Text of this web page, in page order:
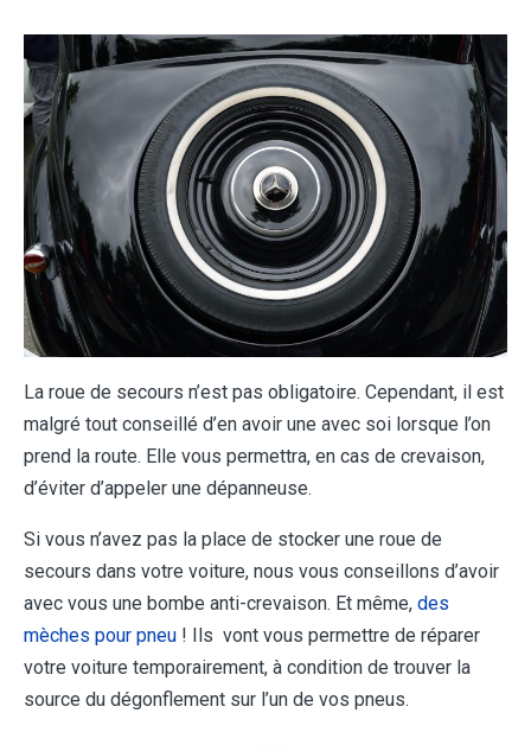
La roue de secours n’est pas obligatoire. Cependant, il est
malgré tout conseillé d’en avoir une avec soi lorsque l’on
prend la route. Elle vous permettra, en cas de crevaison,
d’éviter d’appeler une dépanneuse.
Si vous n’avez pas la place de stocker une roue de
secours dans votre voiture, nous vous conseillons d’avoir
avec vous une bombe anti-crevaison. Et même, des
mèches pour pneu ! Ils vont vous permettre de réparer
votre voiture temporairement, à condition de trouver la
source du dégonflement sur l’un de vos pneus.